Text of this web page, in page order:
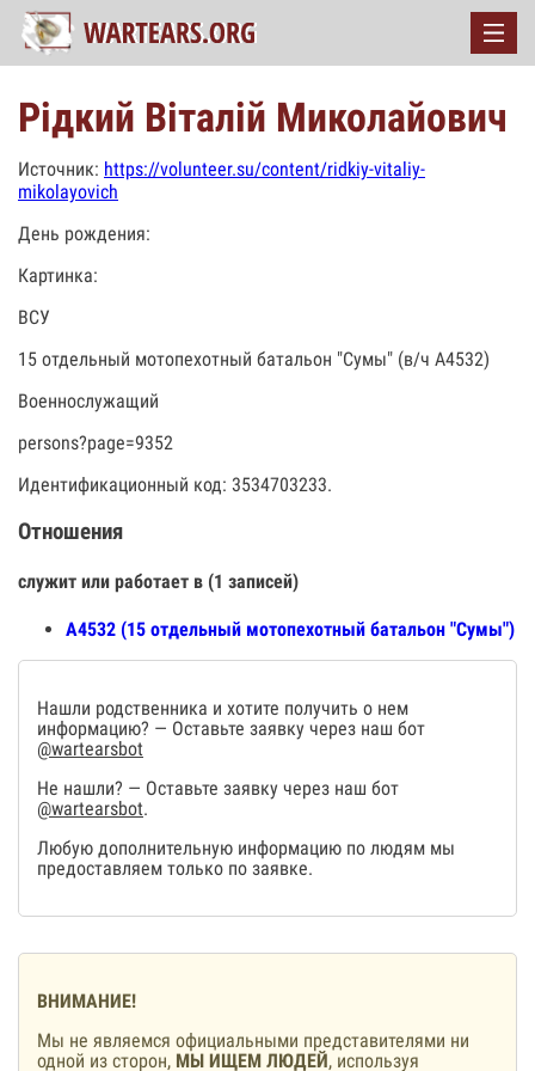
Рідкий Віталій Миколайович
Источник: https://volunteer.su/content/ridkiy-vitaliy-
mikolayovich
День рождения:
Картинка:
ВСУ
15 отдельный мотопехотный батальон "Сумы" (в/ч А4532)
Военнослужащий
persons?page=9352
Идентификационный код: 3534703233.
Отношения
служит или работает в (1 записей)
А4532 (15 отдельный мотопехотный батальон "Сумы")
Нашли родственника и хотите получить о нем
информацию? — Оставьте заявку через наш бот
@wartearsbot
Не нашли? — Оставьте заявку через наш бот
@wartearsbot.
Любую дополнительную информацию по людям мы
предоставляем только по заявке.
ВНИМАНИЕ!
Мы не являемся официальными представителями ни
одной из сторон, МЫ ИЩЕМ ЛЮДЕЙ, используя